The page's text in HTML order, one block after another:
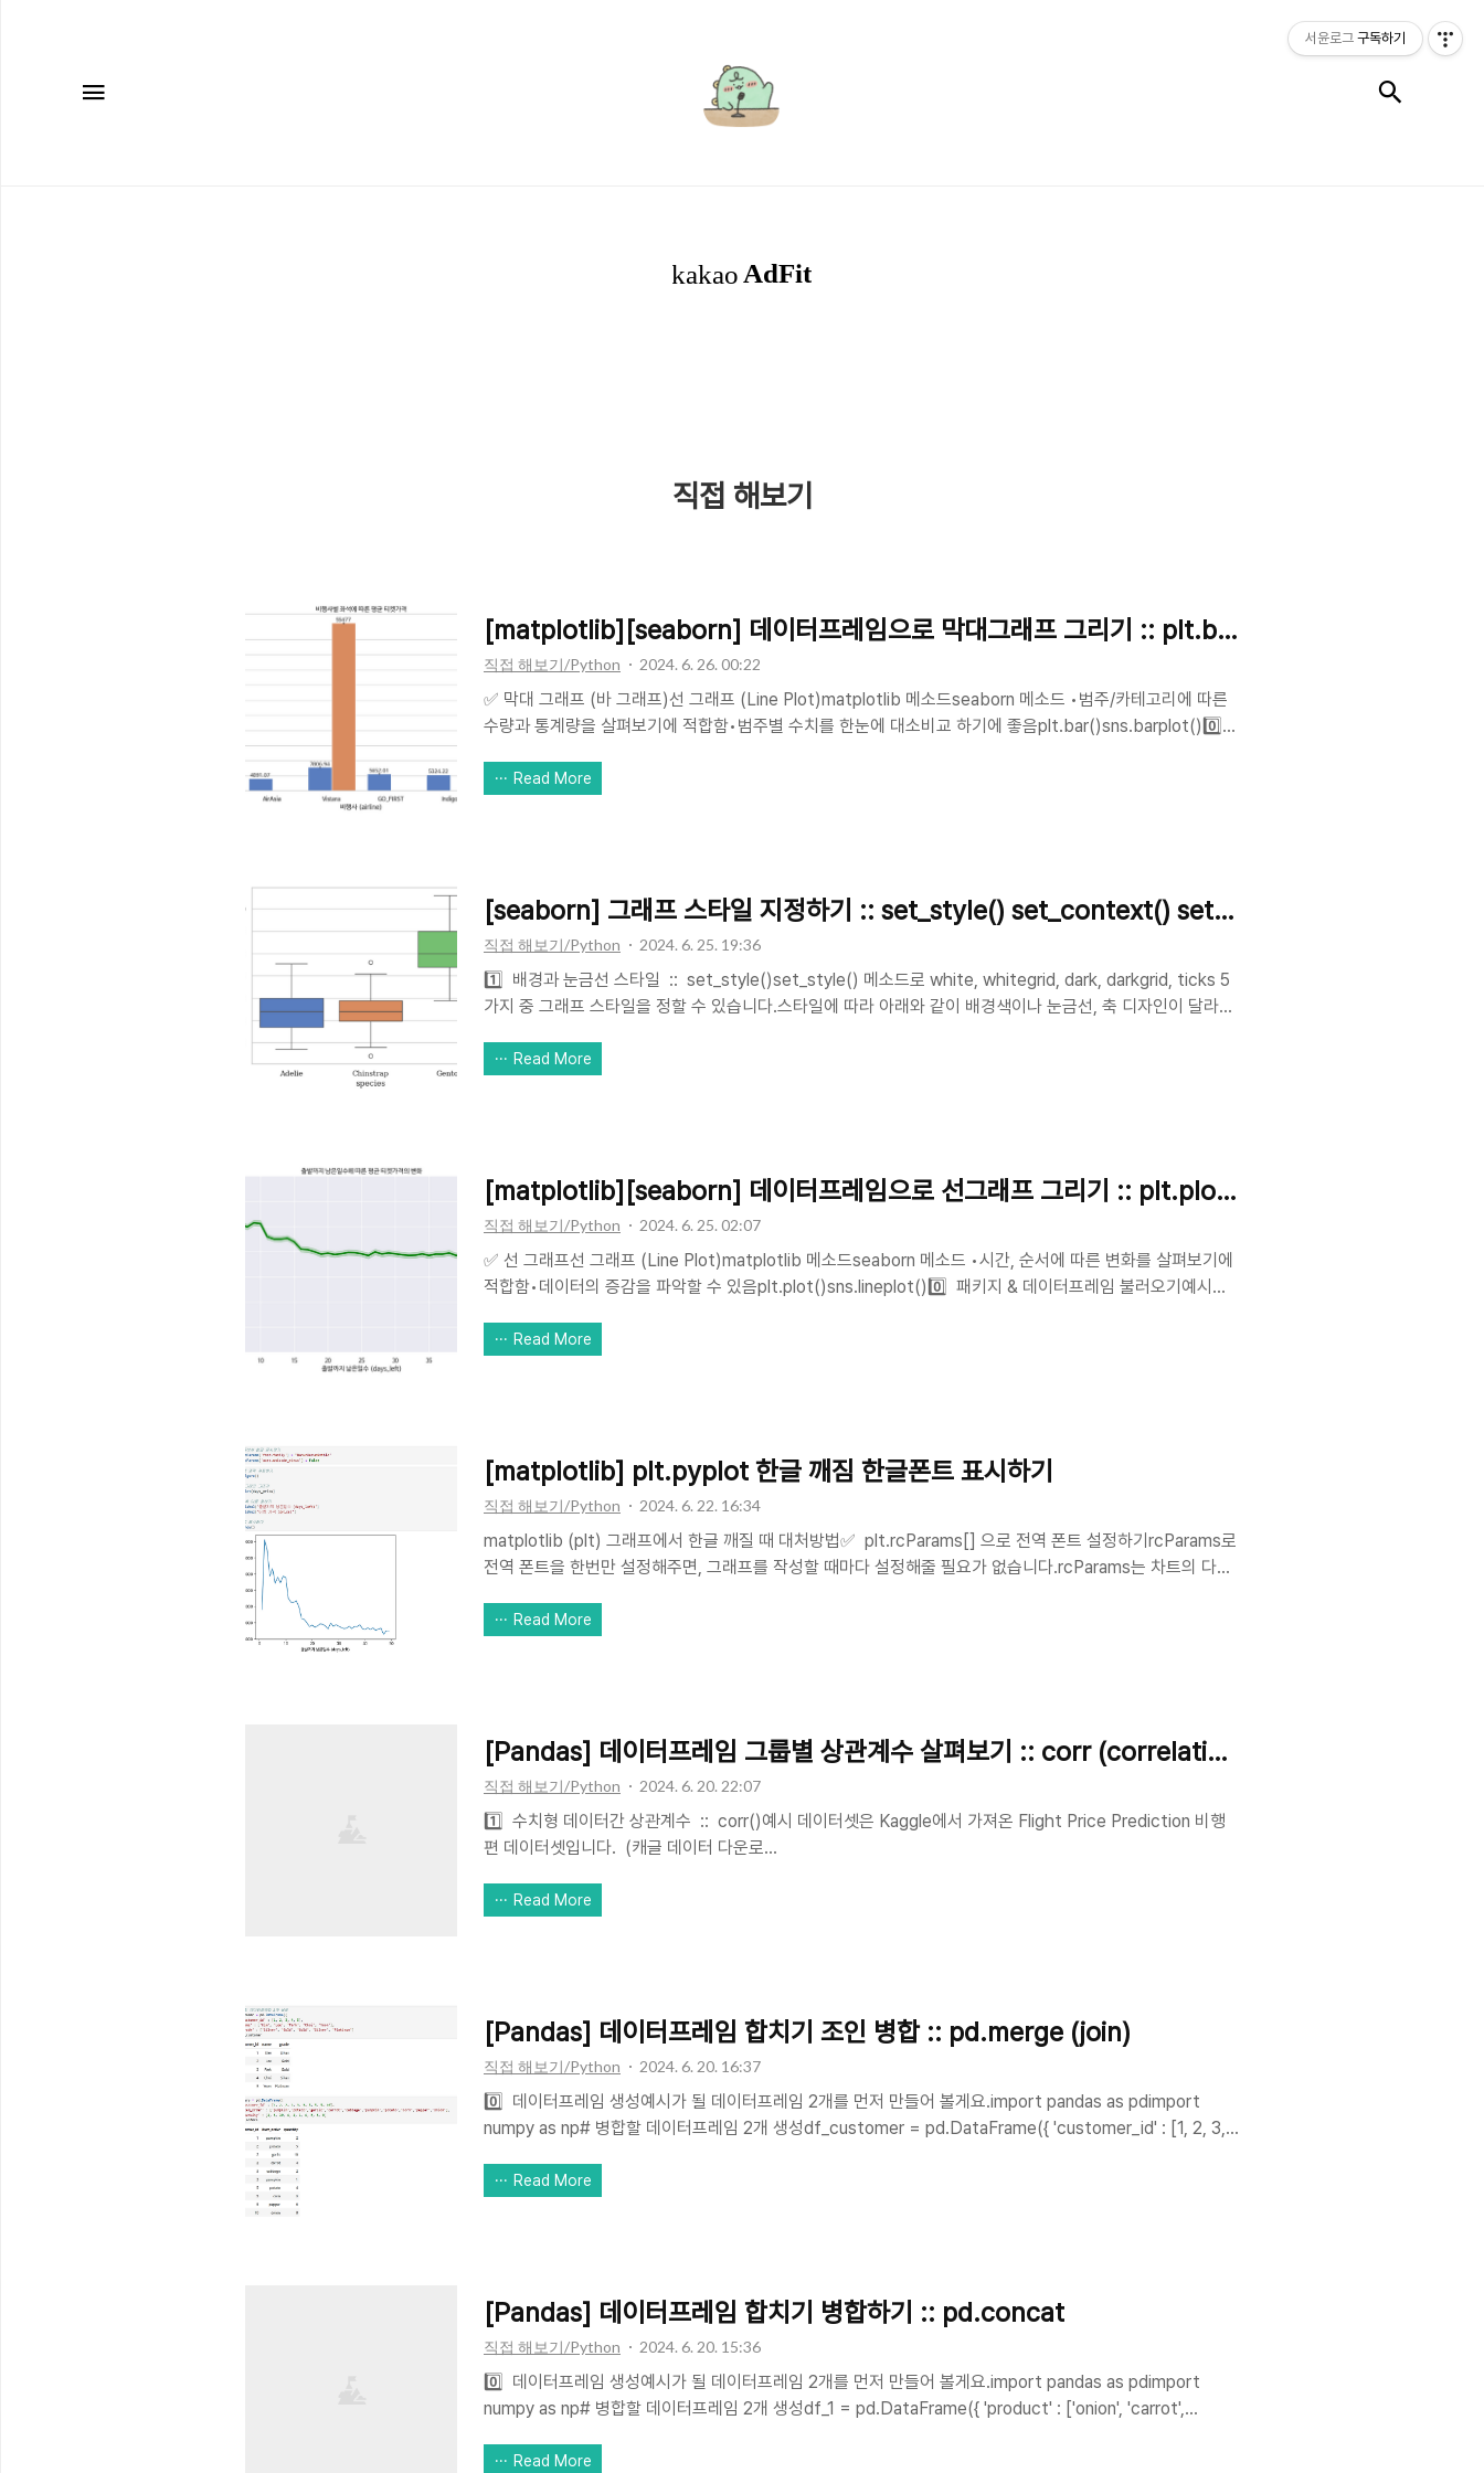
서
윤
직접 해보기
[matplotlib][seaborn] 데이터프레임으로 막대그래프 그리기 :: plt.bar sns.barplot
직접 해보기/Python 2024. 6. 26. 00:22
✅ 막대 그래프 (바 그래프)선 그래프 (Line Plot)matplotlib 메소드seaborn 메소드 •범주/카테고리에 따른
수량과 통계량을 살펴보기에 적합함•범주별 수치를 한눈에 대소비교 하기에 좋음plt.bar()sns.barplot()0️⃣
다. airline(비행편)에 따라 price(티켓가격) 평균이 어떻게 달라지는지, 막대 그래프로 살펴보고자 합니
Read More
[seaborn] 그래프 스타일 지정하기 :: set_style() set_context() set_palette() set_theme()
직접 해보기/Python 2024. 6. 25. 19:36
1️⃣ 배경과 눈금선 스타일 :: set_style()set_style() 메소드로 white, whitegrid, dark, darkgrid, ticks 5
가지 중 그래프 스타일을 정할 수 있습니다.스타일에 따라 아래와 같이 배경색이나 눈금선, 축 디자인이 달라집
sns# sns 내장 데이터셋df = sns.load_dataset('penguins')sns.set_style('스타일 이
Read More
[matplotlib][seaborn] 데이터프레임으로 선그래프 그리기 :: plt.plot sns.lineplot
직접 해보기/Python 2024. 6. 25. 02:07
✅ 선 그래프선 그래프 (Line Plot)matplotlib 메소드seaborn 메소드 •시간, 순서에 따른 변화를 살펴보기에
적합함•데이터의 증감을 파악할 수 있음plt.plot()sns.lineplot()0️⃣ 패키지 & 데이터프레임 불러오기예시가
평균 price(티켓가격)의 변화를 선 그래프로 살펴보고자 합니다.groupby 메소드로 평균값 데이터셋을 만든
Read More
[matplotlib] plt.pyplot 한글 깨짐 한글폰트 표시하기
직접 해보기/Python 2024. 6. 22. 16:34
matplotlib (plt) 그래프에서 한글 깨질 때 대처방법✅ plt.rcParams[] 으로 전역 폰트 설정하기rcParams로
전역 폰트을 한번만 설정해주면, 그래프를 작성할 때마다 설정해줄 필요가 없습니다.rcParams는 차트의 다양
Document 참조
Read More
[Pandas] 데이터프레임 그룹별 상관계수 살펴보기 :: corr (correlation)
직접 해보기/Python 2024. 6. 20. 22:07
1️⃣ 수치형 데이터간 상관계수 :: corr()예시 데이터셋은 Kaggle에서 가져온 Flight Price Prediction 비행
편 데이터셋입니다. (캐글 데이터 다운로
함된 수치형 데이터간의 상관관계는 corr 메소드로 간단하게 살펴볼 수 있습니다.수치형만 적용 가능하므로
Read More
[Pandas] 데이터프레임 합치기 조인 병합 :: pd.merge (join)
직접 해보기/Python 2024. 6. 20. 16:37
0️⃣ 데이터프레임 생성예시가 될 데이터프레임 2개를 먼저 만들어 볼게요.import pandas as pdimport
numpy as np# 병합할 데이터프레임 2개 생성df_customer = pd.DataFrame({ 'customer_id' : [1, 2, 3,
'Platinum']})df_orders = pd.DataFrame({ 'customer_id' : [1, 2, 2, 2, 3, 3, 5, 5, 5, 10], 'item_order' :
Read More
[Pandas] 데이터프레임 합치기 병합하기 :: pd.concat
직접 해보기/Python 2024. 6. 20. 15:36
0️⃣ 데이터프레임 생성예시가 될 데이터프레임 2개를 먼저 만들어 볼게요.import pandas as pdimport
numpy as np# 병합할 데이터프레임 2개 생성df_1 = pd.DataFrame({ 'product' : ['onion', 'carrot',
: ['pumpkin', 'potato', 'garlic', 'corn', 'pepper'], 'amount' : [20, 60, 90, 80, 50]}, index =
Read More
서윤로그 구독하기